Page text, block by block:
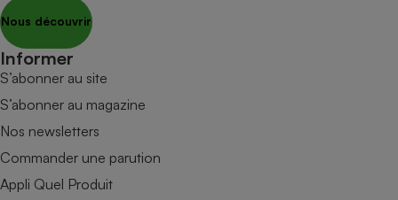
Nous découvrir
Informer
S’abonner au site
S’abonner au magazine
Nos newsletters
Commander une parution
Appli Quel Produit